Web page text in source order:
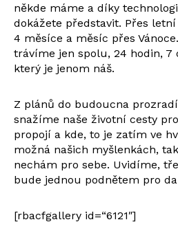
někde máme a díky
dokážete představit. Přes
4 měsíce a měsíc přes
trávíme jen spolu, 24 hodin, 7
který je jenom náš.
Z plánů do budoucna
snažíme naše životní cesty
propojí a kde, to je zatím ve
možná našich myšlenkách,
nechám pro sebe. Uvidíme,
bude jednou podnětem pro
[rbacfgallery id=“6121″]